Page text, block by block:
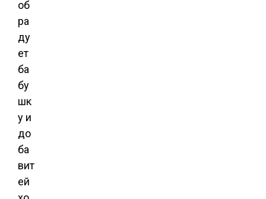
об
ра
ду
ет
ба
бу
шк
у и
до
ба
вит
ей